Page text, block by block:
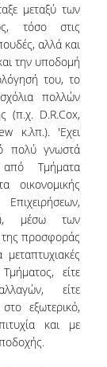
μεταξύ των
τόσο στις
αλλά και
την υποδομή
του, το
πολλών
(π.χ. D.R.Cox,
κ.λπ.). 'Εχει
πολύ γνωστά
από Τμήματα
οικονομικής
μέσω των
προσφοράς
είτε
είτε
εξωτερικό,
και με